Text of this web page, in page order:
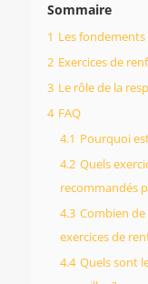
Sommaire
1 Les
2 Exercices de
3 Le rôle de la
4 FAQ
4.1 Pourquoi
4.2 Quels
recommandés
4.3 Combien de
exercices de
4.4 Quels sont